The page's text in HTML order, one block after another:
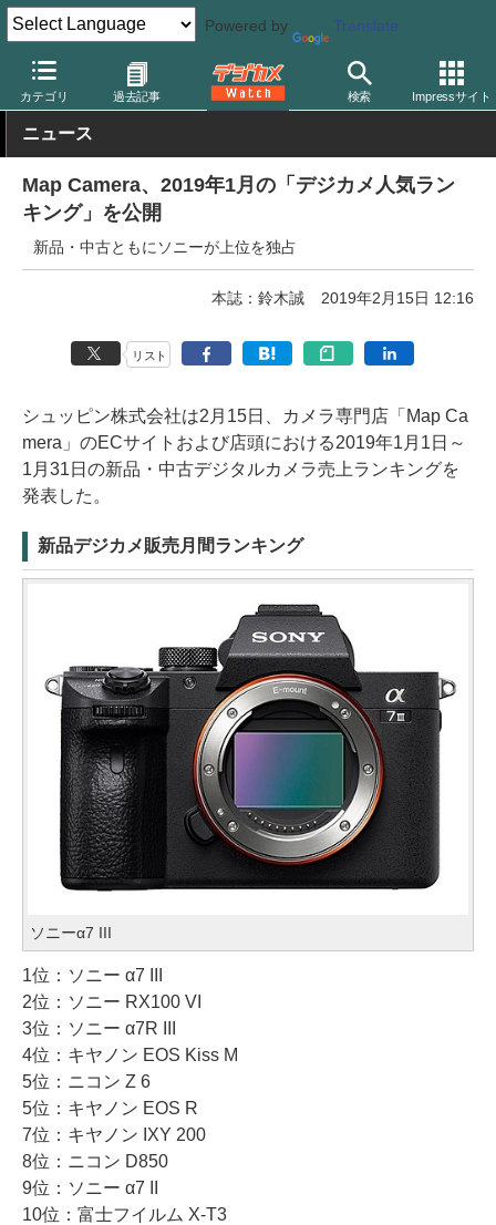
Powered by Translate
カテゴリ 過去記事 検索 Impressサイト
デジカメ Watch 業界動向 企業
ニュース
Map Camera、2019年1月の「デジカメ人気ラン
キング」を公開
新品・中古ともにソニーが上位を独占
本誌：鈴木誠 2019年2月15日 12:16
リスト
シュッピン株式会社は2月15日、カメラ専門店「Map Ca
mera」のECサイトおよび店頭における2019年1月1日～
1月31日の新品・中古デジタルカメラ売上ランキングを
発表した。
新品デジカメ販売月間ランキング
ソニーα7 III
1位：ソニー α7 III
2位：ソニー RX100 VI
3位：ソニー α7R III
4位：キヤノン EOS Kiss M
5位：ニコン Z 6
5位：キヤノン EOS R
7位：キヤノン IXY 200
8位：ニコン D850
9位：ソニー α7 II
10位：富士フイルム X-T3